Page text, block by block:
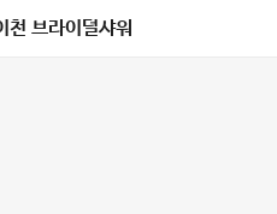
천 브라이덜샤워